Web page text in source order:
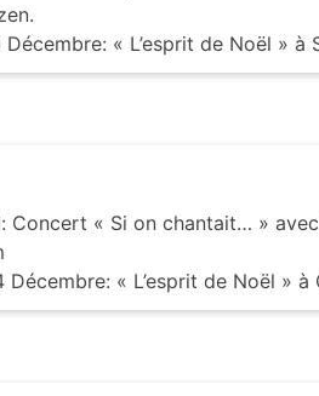
Décembre: « L’esprit de Noël »
Concert « Si on chantait… »
Décembre: « L’esprit de Noël »